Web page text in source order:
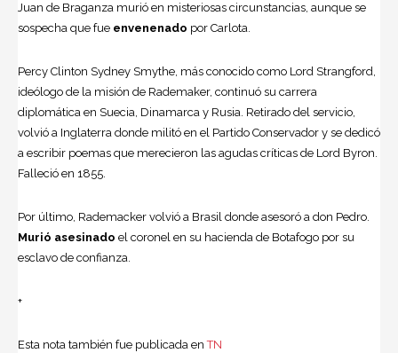
Juan de Braganza murió en misteriosas circunstancias, aunque se
sospecha que fue envenenado por Carlota.
Percy Clinton Sydney Smythe, más conocido como Lord Strangford,
ideólogo de la misión de Rademaker, continuó su carrera
diplomática en Suecia, Dinamarca y Rusia. Retirado del servicio,
volvió a Inglaterra donde militó en el Partido Conservador y se dedicó
a escribir poemas que merecieron las agudas críticas de Lord Byron.
Falleció en 1855.
Por último, Rademacker volvió a Brasil donde asesoró a don Pedro.
Murió asesinado el coronel en su hacienda de Botafogo por su
esclavo de confianza.
+
Esta nota también fue publicada enTN